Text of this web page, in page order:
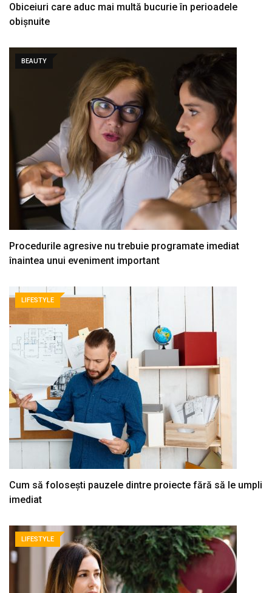
Obiceiuri care aduc mai multă bucurie în perioadele
obișnuite
BEAUTY
Procedurile agresive nu trebuie programate imediat
înaintea unui eveniment important
LIFESTYLE
Cum să folosești pauzele dintre proiecte fără să le umpli
imediat
LIFESTYLE